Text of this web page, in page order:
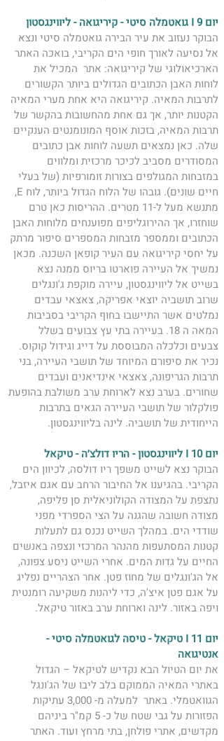
יום 9 I גואטמלה סיטי - קיריגואה - ליווינגסטון
הבוקר נעזוב את עיר הבירה גואטמלה סיטי ונצא
אל נסיעה לאורך חופי הים הקריבי, בואכה האתר
הארכיאולוגי של קיריגואה: אתר  המכיל את
לוחות האבן הכתובים הגדולים ביותר הקשורים
לתרבות המאיה. קיריגואה היא אחת מערי המאיה
הקטנות יותר, אך גם אחת מהחשובות בהקשר של
תרבות המאיה, בזכות אוסף המונומנטים הענקיים
שלה. כאן נמצאים תשעה לוחות אבן כתובים
המסודרים מסביב לכיכר מרכזית ומלווים
במזבחות המגולפים בצורות זומורפיות (של בעלי
חיים שונים). גובהו של הלוח הגדול ביותר, לוח E,
מתנשא מעל ל-11 מטרים. ההריסות כאן טרם
שוחזרו, אך ההירוגליפים מפוענחים מלוחות האבן
הכתובים וממספר מזבחות המספרים סיפור מרתק
על יחסי קיריגואה עם העיר קופאן השכנה. מכאן
נמשיך אל העיירה פוארטו בריוס ממנה נצא
בשייט אל ליווינגסטון, עיירה מוקפת ג'ונגלים
שרוב תושביה יוצאי אפריקה, צאצאי עבדים
נמלטים אשר התיישבו בחוף הקריבי בסביבות
המאה ה 18. בעיירה בתי עץ צבועים בשלל
צבעים וכלכלה המבוססת על דייג וגידול קוקוס.
נכיר את סיפורם המיוחד של תושבי העיירה, בני
תרבות הגריפונה, צאצאי אינדיאנים ועבדים
שחורים. בערב נצא לארוחת ערב משולבת בהופעת
פולקלור של תושבי העיירה הגאים בתרבות
הייחודית של תושביה. לינה בליווינגסטון.
יום 10 I ליווינגסטון - הריו דולצ׳ה - טיקאל
הבוקר נצא לשייט משפך ריו דולסה, לכיוון הים
הקריבי. בהגיענו אל החיבור הרחב עם אגם איזבל,
נתצפת על המצודה הקולוניאלית סן פליפה,
מצודה חשובה שהגנה על הצי הספרדי מפני
שודדי הים. במהלך השייט נכנס גם לתעלות
קטנות המסתעפות מהנהר המרכזי ונצפה באנשים
החיים על גדות המים. אחרי השייט ניסע צפונה,
אל הג'ונגלים של מחוז פטן. אחר הצהריים נפליג
על אגם פטן איצ'ה, כדי ליהנות משקיעה רומנטית
ויפה באזור. לינה וארוחת ערב באזור טיקאל.
יום 11 I טיקאל - טיסה לגואטמלה סיטי -
אנטיגואה
​את יום הטיול הבא נקדיש לטיקאל – הגדול
באתרי המאיה הממוקם בלב ליבו של הג'ונגל
הגוואטמלי. באתר  למעלה מ- 3,000 עתיקות
הפזורות על גבי שטח של כ- 5 קמ"ר ביניהם
מקדשים, אתרי פולחן, בתי מרחץ ועוד. האתר